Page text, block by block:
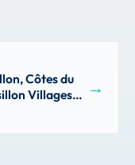
Côtes du
Villages… →